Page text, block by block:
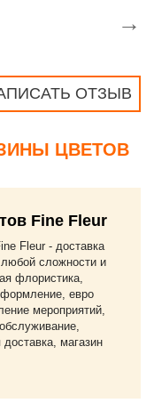
→
ОТЗЫВ
ЦВЕТОВ
Fine Fleur
Fleur - доставка
любой сложности и
флористика,
евро
мероприятий,
доставка, магазин